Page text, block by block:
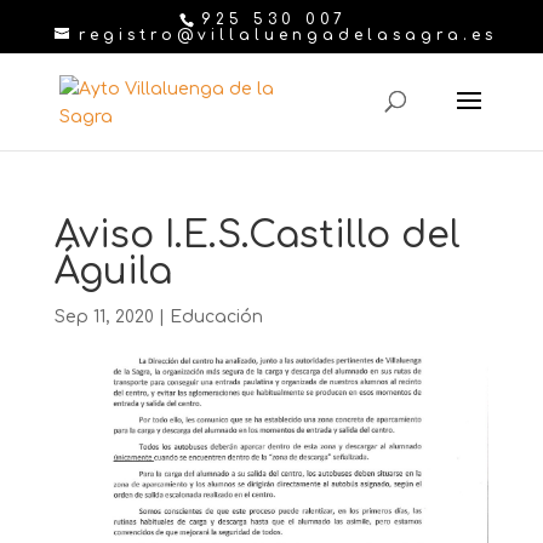
925 530 007
registro@villaluengadelasagra.es
Aviso I.E.S.Castillo del
Águila
Sep 11, 2020 Educación